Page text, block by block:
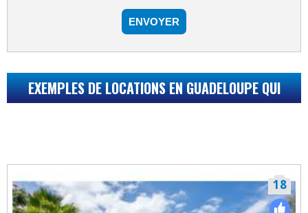
ENVOYER
EXEMPLES DE LOCATIONS EN GUADELOUPE QUI
18